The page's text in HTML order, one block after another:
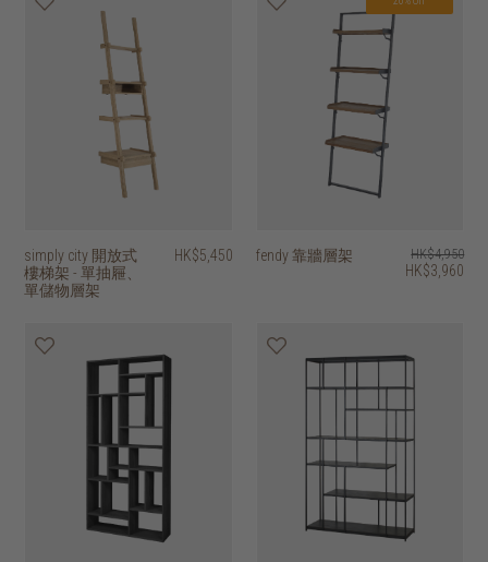
simply city 開放式
樓梯架 - 單抽屜、
單儲物層架
HK$5,450 fendy 靠牆層架 HK$4,950
HK$3,960